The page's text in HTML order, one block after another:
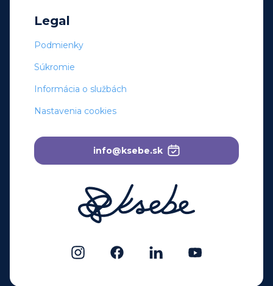
Legal
Podmienky
Súkromie
Informácia o službách
Nastavenia cookies
info@ksebe.sk